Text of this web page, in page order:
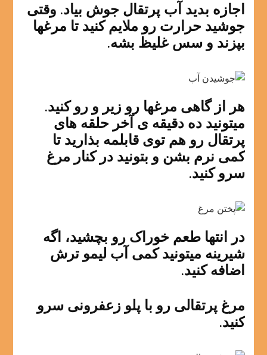
اجازه بدید آب پرتقال جوش بیاد. وقتی
جوشید حرارت رو ملایم کنید تا مرغها
بپزند و سس غلیظ بشه.
هر از گاهی مرغها رو زیر و رو کنید.
میتونید ده دقیقه ی آخر حلقه های
پرتقال رو هم توی قابلمه بذارید تا
کمی نرم بشن و بتونید در کنار مرغ
سرو کنید.
در انتها طعم خوراک رو بچشید، اگه
شیرینه میتونید کمی آب لیمو ترش
اضافه کنید.
مرغ پرتقالی رو با پلو زعفرونی سرو
کنید.